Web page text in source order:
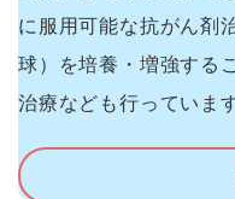
に服用可能な抗がん剤
球）を培養・増強する
治療なども行っています